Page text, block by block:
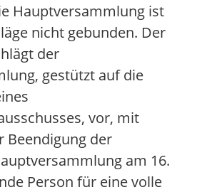
Hauptversammlung ist
nicht gebunden. Der
der
gestützt auf die
vor, mit
Beendigung der
am 16.
Person für eine volle